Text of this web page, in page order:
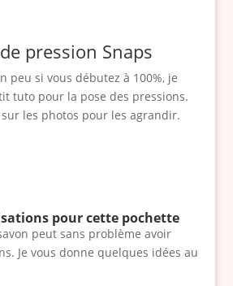
pression Snaps
peu si vous débutez à 100%, je
tuto pour la pose des pressions.
les photos pour les agrandir.
pour cette pochette
peut sans problème avoir
Je vous donne quelques idées au